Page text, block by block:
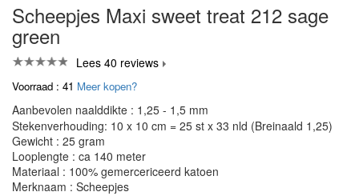
Scheepjes Maxi sweet treat 212 sage
green
Lees 40 reviews
Voorraad : 41 Meer kopen?
Aanbevolen naalddikte : 1,25 - 1,5 mm
Stekenverhouding: 10 x 10 cm = 25 st x 33 nld (Breinaald 1,25)
Gewicht : 25 gram
Looplengte : ca 140 meter
Materiaal : 100% gemercericeerd katoen
Merknaam : Scheepjes